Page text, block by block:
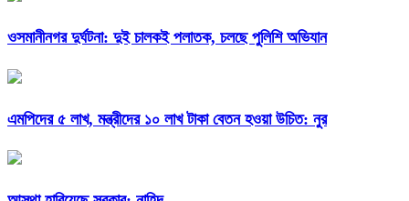
ওসমানীনগর দুর্ঘটনা: দুই চালকই পলাতক, চলছে পুলিশি অভিযান
এমপিদের ৫ লাখ, মন্ত্রীদের ১০ লাখ টাকা বেতন হওয়া উচিত: নুর